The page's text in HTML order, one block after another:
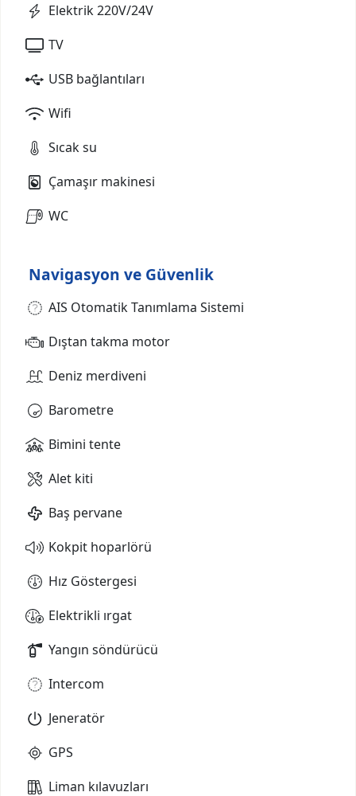
Elektrik 220V/24V
TV
USB bağlantıları
Wifi
Sıcak su
Çamaşır makinesi
WC
Navigasyon ve Güvenlik
AIS Otomatik Tanımlama Sistemi
Dıştan takma motor
Deniz merdiveni
Barometre
Bimini tente
Alet kiti
Baş pervane
Kokpit hoparlörü
Hız Göstergesi
Elektrikli ırgat
Yangın söndürücü
Intercom
Jeneratör
GPS
Liman kılavuzları